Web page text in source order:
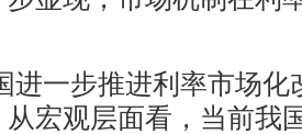
进一步推进利率市场化
宏观层面看，当前我